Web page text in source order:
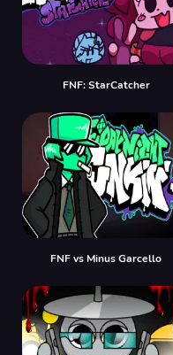
FNF: StarCatcher
FNF vs Minus Garcello